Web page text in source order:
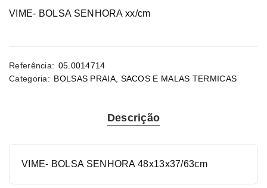
VIME- BOLSA SENHORA xx/cm
Referência: 05.0014714
Categoria: BOLSAS PRAIA, SACOS E MALAS TERMICAS
Descrição
VIME- BOLSA SENHORA 48x13x37/63cm